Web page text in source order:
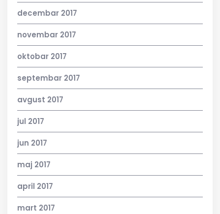
decembar 2017
novembar 2017
oktobar 2017
septembar 2017
avgust 2017
jul 2017
jun 2017
maj 2017
april 2017
mart 2017